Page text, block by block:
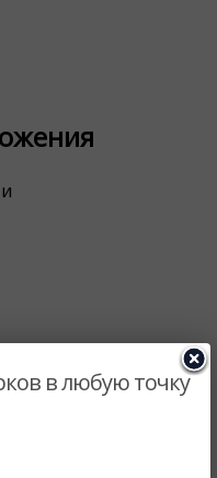
в любую точку